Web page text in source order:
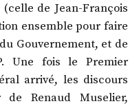
de Jean-François
ensemble pour faire
Gouvernement, et de
Une fois le Premier
arrivé, les discours
de Renaud Muselier,